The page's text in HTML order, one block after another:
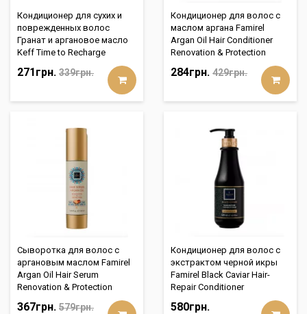
Кондиционер для сухих и
поврежденных волос
Гранат и аргановое масло
Keff Time to Recharge
271грн. 339грн.
Кондиционер для волос с
маслом аргана Famirel
Argan Oil Hair Conditioner
Renovation & Protection
284грн. 429грн.
Сыворотка для волос с
аргановым маслом Famirel
Argan Oil Hair Serum
Renovation & Protection
367грн. 579грн.
Кондиционер для волос с
экстрактом черной икры
Famirel Black Caviar Hair-
Repair Conditioner
580грн.